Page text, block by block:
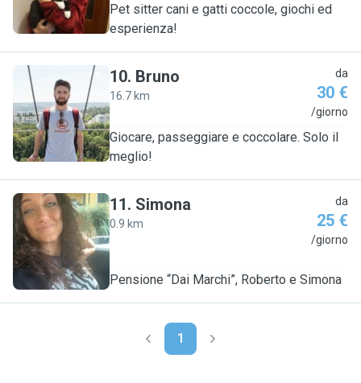
Pet sitter cani e gatti coccole, giochi ed
esperienza!
B
10. Bruno
16.7 km
da
30 €
/giorno
Giocare, passeggiare e coccolare. Solo il
meglio!
S
11. Simona
0.9 km
da
25 €
/giorno
Pensione “Dai Marchi”, Roberto e Simona
1